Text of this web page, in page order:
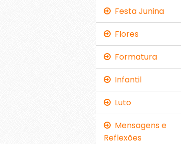
Festa Junina
Flores
Formatura
Infantil
Luto
Mensagens e
Reflexões